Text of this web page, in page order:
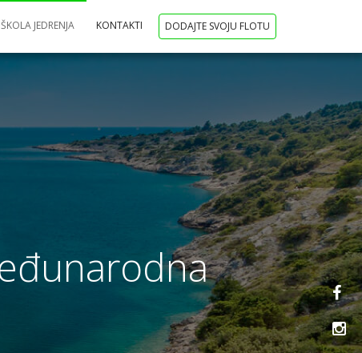
ŠKOLA JEDRENJA KONTAKTI DODAJTE SVOJU FLOTU